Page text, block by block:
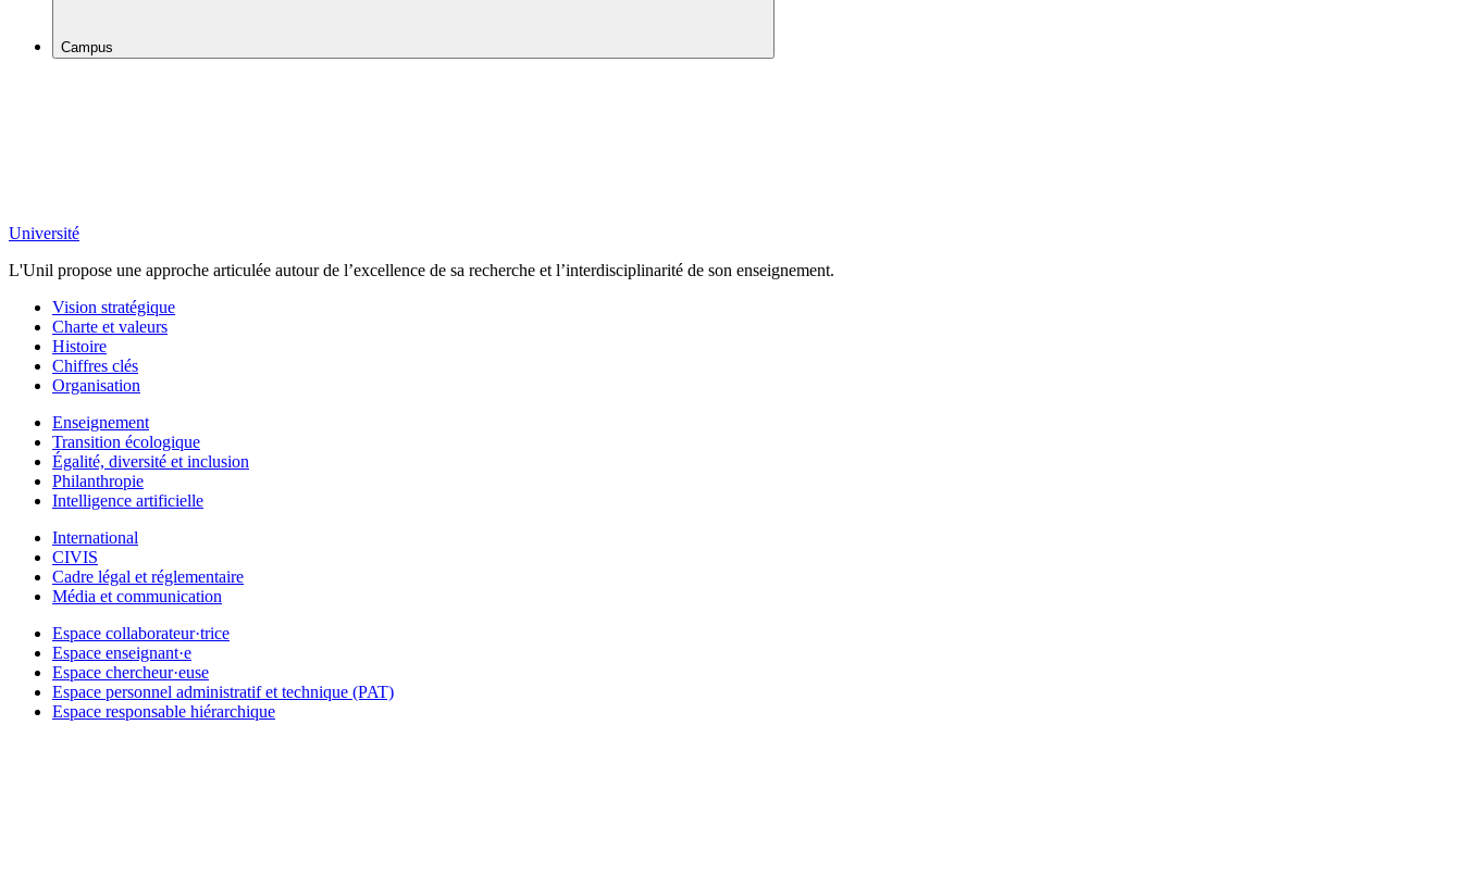
Campus
Université
L'Unil propose une approche articulée autour de l’excellence de sa recherche et l’interdisciplinarité de son enseignement.
Vision stratégique
Charte et valeurs
Histoire
Chiffres clés
Organisation
Enseignement
Transition écologique
Égalité, diversité et inclusion
Philanthropie
Intelligence artificielle
International
CIVIS
Cadre légal et réglementaire
Média et communication
Espace collaborateur·trice
Espace enseignant·e
Espace chercheur·euse
Espace personnel administratif et technique (PAT)
Espace responsable hiérarchique